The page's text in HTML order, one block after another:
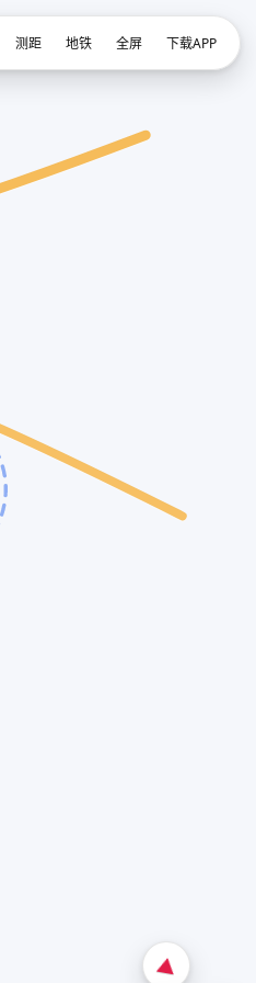
测距 地铁 全屏 下载APP